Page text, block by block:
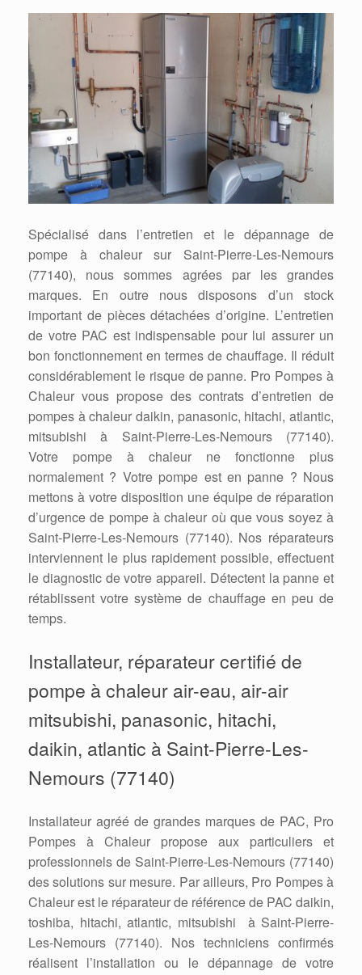
Spécialisé dans l’entretien et le dépannage de
pompe à chaleur sur Saint-Pierre-Les-Nemours
(77140), nous sommes agrées par les grandes
marques. En outre nous disposons d’un stock
important de pièces détachées d’origine. L’entretien
de votre PAC est indispensable pour lui assurer un
bon fonctionnement en termes de chauffage. Il réduit
considérablement le risque de panne. Pro Pompes à
Chaleur vous propose des contrats d’entretien de
pompes à chaleur daikin, panasonic, hitachi, atlantic,
mitsubishi à Saint-Pierre-Les-Nemours (77140).
Votre pompe à chaleur ne fonctionne plus
normalement ? Votre pompe est en panne ? Nous
mettons à votre disposition une équipe de réparation
d’urgence de pompe à chaleur où que vous soyez à
Saint-Pierre-Les-Nemours (77140). Nos réparateurs
interviennent le plus rapidement possible, effectuent
le diagnostic de votre appareil. Détectent la panne et
rétablissent votre système de chauffage en peu de
temps.
Installateur, réparateur certifié de
pompe à chaleur air-eau, air-air
mitsubishi, panasonic, hitachi,
daikin, atlantic à Saint-Pierre-Les-
Nemours (77140)
Installateur agréé de grandes marques de PAC, Pro
Pompes à Chaleur propose aux particuliers et
professionnels de Saint-Pierre-Les-Nemours (77140)
des solutions sur mesure. Par ailleurs, Pro Pompes à
Chaleur est le réparateur de référence de PAC daikin,
toshiba, hitachi, atlantic, mitsubishi à Saint-Pierre-
Les-Nemours (77140). Nos techniciens confirmés
réalisent l’installation ou le dépannage de votre